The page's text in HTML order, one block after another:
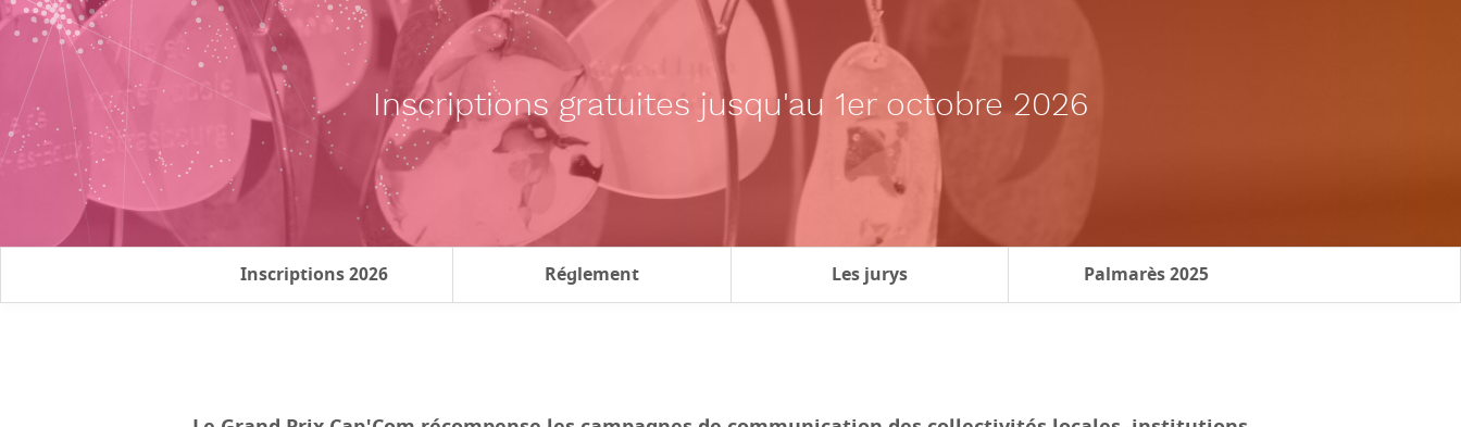
Inscriptions gratuites jusqu'au 1er octobre 2026
Inscriptions 2026 Réglement Les jurys Palmarès 2025